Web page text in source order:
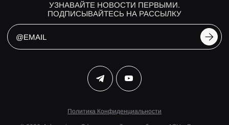
УЗНАВАЙТЕ НОВОСТИ ПЕРВЫМИ.
ПОДПИСЫВАЙТЕСЬ НА РАССЫЛКУ
Политика Конфиденциальности